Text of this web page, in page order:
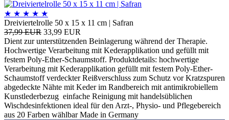
★ ★ ★ ★ ★
Dreiviertelrolle 50 x 15 x 11 cm | Safran
37,99 EUR 33,99 EUR
Dient zur unterstützenden Beinlagerung während der Therapie.
Hochwertige Verarbeitung mit Kederapplikation und gefüllt mit
festem Poly-Ether-Schaumstoff. Produktdetails: hochwertige
Verarbeitung mit Kederapplikation gefüllt mit festem Poly-Ether-
Schaumstoff verdeckter Reißverschluss zum Schutz vor Kratzspuren
abgedeckte Nähte mit Keder im Randbereich mit antimikrobiellem
Kunstlederbezug einfache Reinigung mit handelsüblichen
Wischdesinfektionen ideal für den Arzt-, Physio- und Pflegebereich
aus 20 Farben wählbar Made in Germany